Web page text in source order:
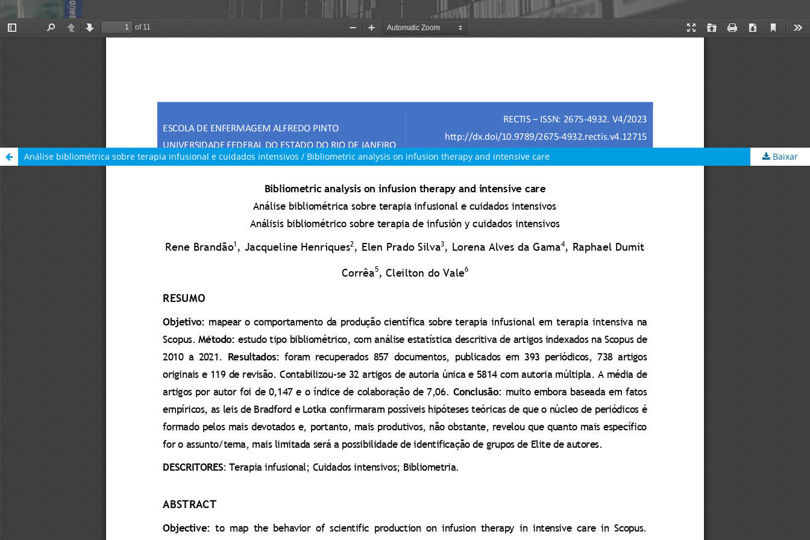
Análise bibliométrica sobre terapia infusional e cuidados intensivos / Bibliometric analysis on infusion therapy and intensive care Baixar